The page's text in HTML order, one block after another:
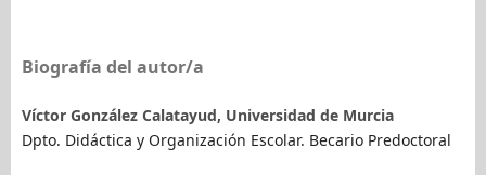
Biografía del autor/a
Víctor González Calatayud, Universidad de Murcia
Dpto. Didáctica y Organización Escolar. Becario Predoctoral